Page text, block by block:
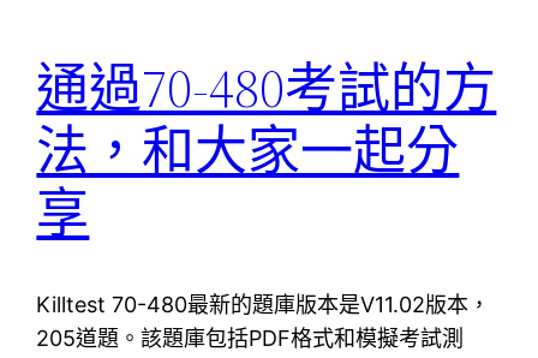
通過70-480考試的方
法，和大家一起分
享
Killtest 70-480最新的題庫版本是V11.02版本，
205道題。該題庫包括PDF格式和模擬考試測